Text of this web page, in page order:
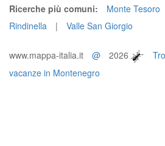
Ricerche più comuni:
Monte Tesoro
Rindinella
| Valle San Giorgio
www.mappa-italia.it @ 2026
vacanze in Montenegro